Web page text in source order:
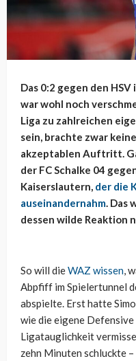
Das 0:2 gegen den
war wohl noch
Liga zu zahlreichen
sein, brachte zwar
akzeptablen Auftritt.
der FC Schalke 04
Kaiserslautern, der die
auseinandernahm. Das
dessen wilde Reaktion
So will dieWAZ wissen,
Abpfiff im Spielertunnel
abspielte. Erst hatte
wie die eigene
Ligatauglichkeit
zehn Minuten schluckte